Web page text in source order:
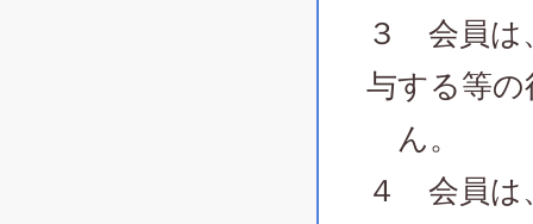
３ 会員は
与する等
ん。
４ 会員は